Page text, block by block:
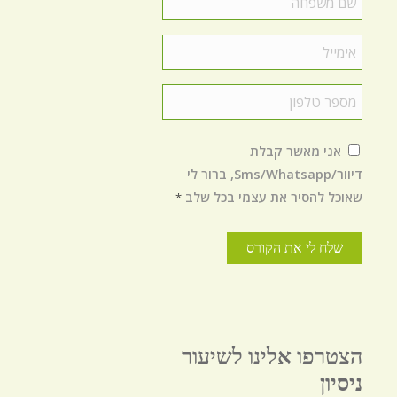
משפחה *
הסכמהאני מאשר קבלת
דיוור/Sms/Whatsapp, ברור לי
שאוכל להסיר את עצמי בכל שלב *
הצטרפו אלינו לשיעור
ניסיון